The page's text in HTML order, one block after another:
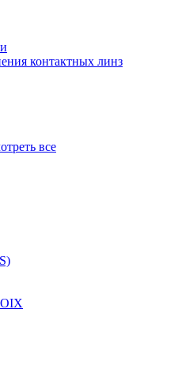
контактных линз
все